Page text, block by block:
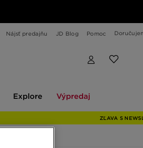
Nájsť predajňu JD Blog Pomoc
Explore Výpredaj
ZĽAVA S